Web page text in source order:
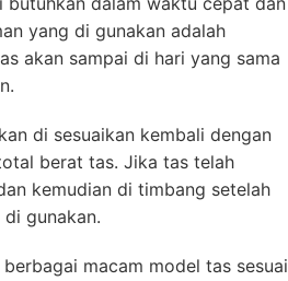
yang di gunakan adalah
akan sampai di hari yang sama
di sesuaikan kembali dengan
berat tas. Jika tas telah
kemudian di timbang setelah
gunakan.
macam model tas sesuai